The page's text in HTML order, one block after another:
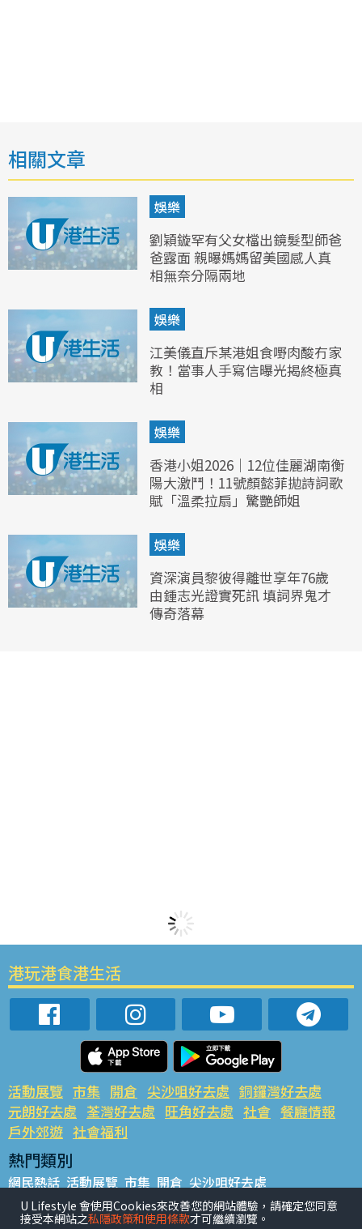
相關文章
娛樂
劉穎鏇罕有父女檔出鏡髮型師爸
爸露面 親曝媽媽留美國感人真
相無奈分隔兩地
娛樂
江美儀直斥某港姐食嘢肉酸冇家
教！當事人手寫信曝光揭終極真
相
娛樂
香港小姐2026｜12位佳麗湖南衡
陽大激鬥！11號顏懿菲拋詩詞歌
賦「溫柔拉扇」驚艷師姐
娛樂
資深演員黎彼得離世享年76歲
由鍾志光證實死訊 填詞界鬼才
傳奇落幕
港玩港食港生活
活動展覽 市集 開倉 尖沙咀好去處 銅鑼灣好去處
元朗好去處 荃灣好去處 旺角好去處 社會 餐廳情報
戶外郊遊 社會福利
熱門類別
網民熱話 活動展覽 市集 開倉 尖沙咀好去處
銅鑼灣好去處 元朗好去處 荃灣好去處 旺角好去處 社會
餐廳情報 戶外郊遊
U Lifestyle 會使用Cookies來改善您的網站體驗，請確定您同意
接受本網站之私隱政策和使用條款才可繼續瀏覽。